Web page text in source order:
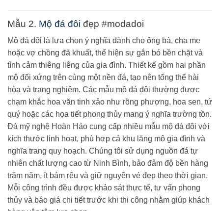
Mẫu 2. Mộ đá đôi đẹp #modadoi
Mộ đá đôi là lựa chọn ý nghĩa dành cho ông bà, cha mẹ
hoặc vợ chồng đã khuất, thể hiện sự gắn bó bền chặt và
tình cảm thiêng liêng của gia đình. Thiết kế gồm hai phần
mộ đối xứng trên cùng một nền đá, tạo nên tổng thể hài
hòa và trang nghiêm. Các mẫu mộ đá đôi thường được
chạm khắc hoa văn tinh xảo như rồng phượng, hoa sen, tứ
quý hoặc các họa tiết phong thủy mang ý nghĩa trường tồn.
Đá mỹ nghệ Hoàn Hảo cung cấp nhiều mẫu mộ đá đôi với
kích thước linh hoạt, phù hợp cả khu lăng mộ gia đình và
nghĩa trang quy hoạch. Chúng tôi sử dụng nguồn đá tự
nhiên chất lượng cao từ Ninh Bình, bảo đảm độ bền hàng
trăm năm, ít bám rêu và giữ nguyên vẻ đẹp theo thời gian.
Mỗi công trình đều được khảo sát thực tế, tư vấn phong
thủy và báo giá chi tiết trước khi thi công nhằm giúp khách